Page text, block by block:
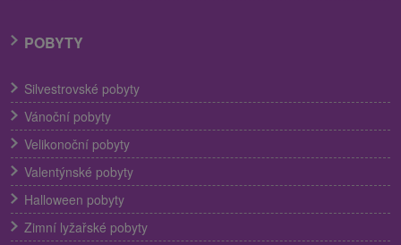
POBYTY
Silvestrovské pobyty
Vánoční pobyty
Velikonoční pobyty
Valentýnské pobyty
Halloween pobyty
Zimní lyžařské pobyty